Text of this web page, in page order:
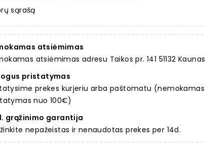
sąrašą
atsiėmimas
atsiėmimas adresu Taikos pr. 141 51132 Kaunas
pristatymas
prekes kurjeriu arba paštomatu (nemokamas
nuo 100€)
grąžinimo garantija
nepažeistas ir nenaudotas prekes per 14d.